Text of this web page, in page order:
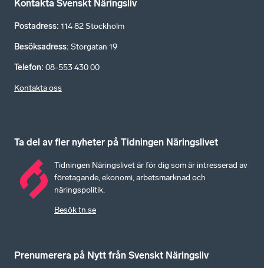
Kontakta Svenskt Näringsliv
Postadress: 114 82 Stockholm
Besöksadress: Storgatan 19
Telefon: 08-553 430 00
Kontakta oss
Ta del av fler nyheter på Tidningen Näringslivet
Tidningen Näringslivet är för dig som är intresserad av
företagande, ekonomi, arbetsmarknad och
näringspolitik.
Besök tn.se
Prenumerera på Nytt från Svenskt Näringsliv